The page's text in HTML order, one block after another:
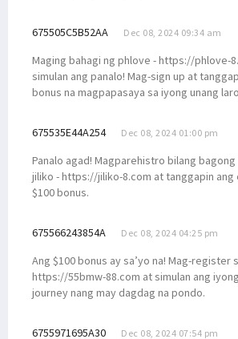
675505C5B52AA Dec 08, 2024 09:34 am
Maging bahagi ng phlove - https://phlove-
simulan ang panalo! Mag-sign up at
bonus na magpapasaya sa iyong unang
675535E44A254 Dec 08, 2024 01:00 pm
Panalo agad! Magparehistro bilang
jiliko - https://jiliko-8.com at tanggapin ang
$100 bonus.
675566243854A Dec 08, 2024 04:25 pm
Ang $100 bonus ay sa’yo na! Mag-register
https://55bmw-88.com at simulan ang
journey nang may dagdag na pondo.
6755971695A30 Dec 08, 2024 07:54 pm